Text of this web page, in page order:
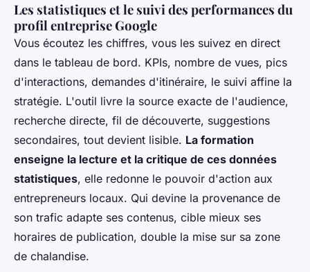
Les statistiques et le suivi des performances du
profil entreprise Google
Vous écoutez les chiffres, vous les suivez en direct
dans le tableau de bord. KPIs, nombre de vues, pics
d'interactions, demandes d'itinéraire, le suivi affine la
stratégie. L'outil livre la source exacte de l'audience,
recherche directe, fil de découverte, suggestions
secondaires, tout devient lisible. La formation
enseigne la lecture et la critique de ces données
statistiques, elle redonne le pouvoir d'action aux
entrepreneurs locaux. Qui devine la provenance de
son trafic adapte ses contenus, cible mieux ses
horaires de publication, double la mise sur sa zone
de chalandise.